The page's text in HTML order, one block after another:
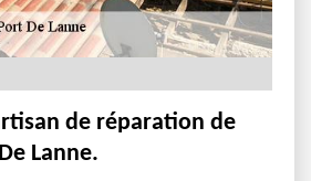
de réparation de
Lanne.